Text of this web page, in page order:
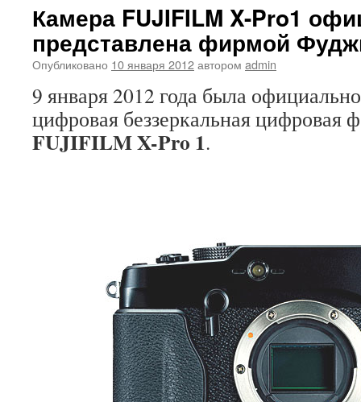
Камера FUJIFILM X-Pro1
представлена фирмой
Опубликовано 10 января 2012автором admin
9 января 2012 года была
цифровая беззеркальная цифровая
FUJIFILM X-Pro 1.